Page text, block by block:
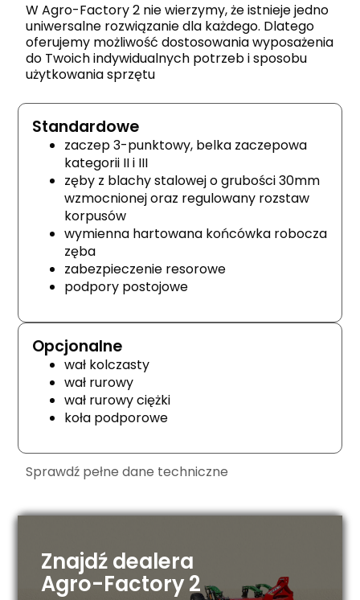
W Agro-Factory 2 nie wierzymy, że istnieje jedno
uniwersalne rozwiązanie dla każdego. Dlatego
oferujemy możliwość dostosowania wyposażenia
do Twoich indywidualnych potrzeb i sposobu
użytkowania sprzętu
Standardowe
zaczep 3-punktowy, belka zaczepowa
kategorii II i III
zęby z blachy stalowej o grubości 30mm
wzmocnionej oraz regulowany rozstaw
korpusów
wymienna hartowana końcówka robocza
zęba
zabezpieczenie resorowe
podpory postojowe
Opcjonalne
wał kolczasty
wał rurowy
wał rurowy ciężki
koła podporowe
Sprawdź pełne dane techniczne
Znajdź dealera
Agro-Factory 2